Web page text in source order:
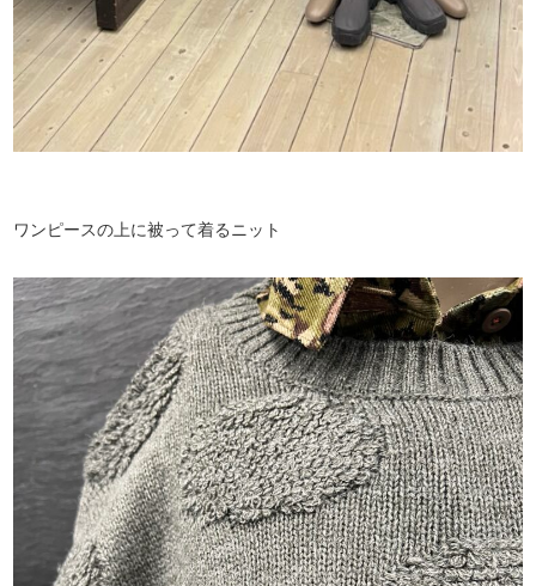
ワンピースの上に被って着るニット